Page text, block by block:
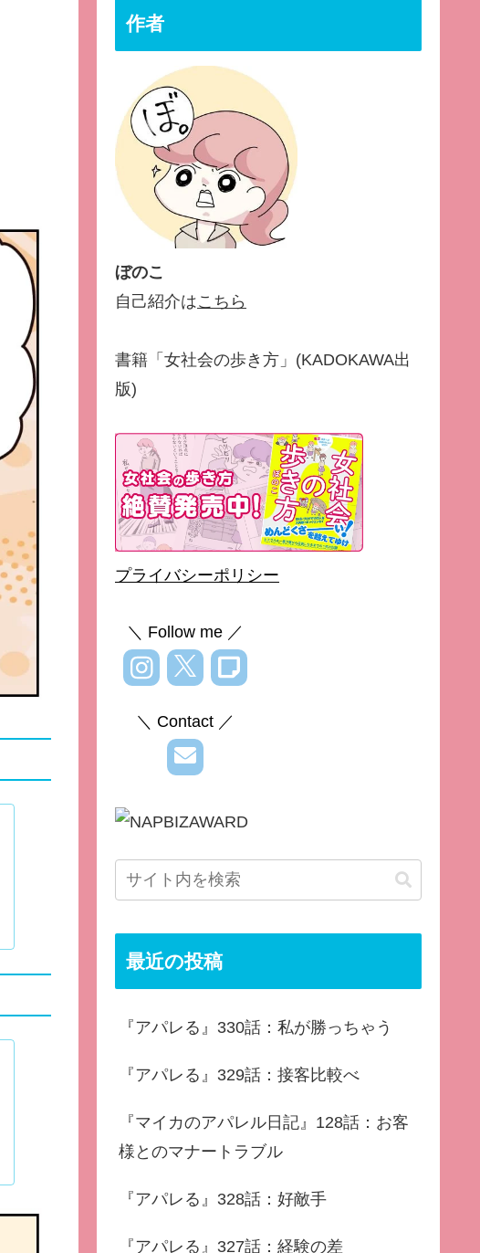
作者
ぼのこ
自己紹介はこちら
書籍「女社会の歩き方」(KADOKAWA出
版)
プライバシーポリシー
＼ Follow me ／
＼ Contact ／
最近の投稿
『アパレる』330話：私が勝っちゃう
『アパレる』329話：接客比較べ
『マイカのアパレル日記』128話：お客
様とのマナートラブル
『アパレる』328話：好敵手
『アパレる』327話：経験の差